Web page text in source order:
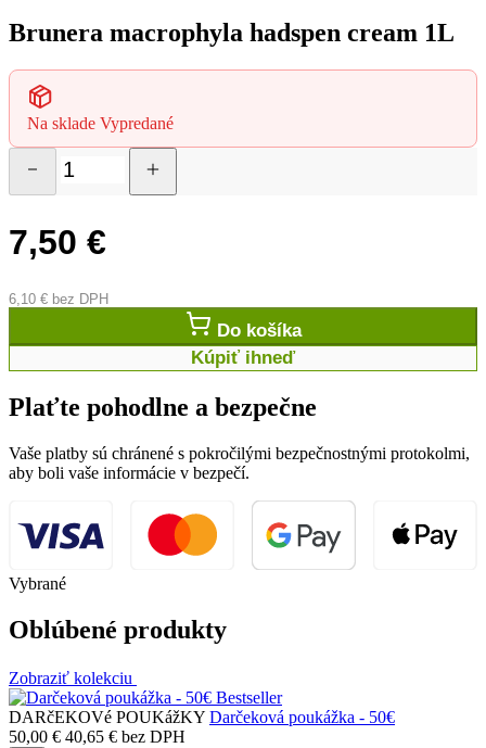
Brunera macrophyla hadspen cream 1L
Na sklade Vypredané
7,50 €
6,10 € bez DPH
Do košíka
Kúpiť ihneď
Plaťte pohodlne a bezpečne
Vaše platby sú chránené s pokročilými bezpečnostnými protokolmi,
aby boli vaše informácie v bezpečí.
Vybrané
Oblúbené produkty
Zobraziť kolekciu
Bestseller
DARčEKOVé POUKážKY Darčeková poukážka - 50€
50,00 € 40,65 € bez DPH